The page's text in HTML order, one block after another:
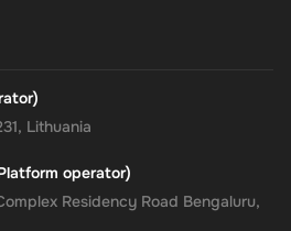
Lithuania
operator)
Residency Road Bengaluru,